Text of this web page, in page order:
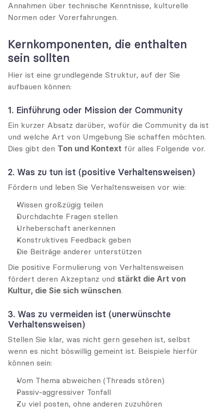
Annahmen über technische Kenntnisse, kulturelle
Normen oder Vorerfahrungen.
Kernkomponenten, die enthalten
sein sollten
Hier ist eine grundlegende Struktur, auf der Sie
aufbauen können:
1. Einführung oder Mission der Community
Ein kurzer Absatz darüber, wofür die Community da ist
und welche Art von Umgebung Sie schaffen möchten.
Dies gibt den Ton und Kontext für alles Folgende vor.
2. Was zu tun ist (positive Verhaltensweisen)
Fördern und leben Sie Verhaltensweisen vor wie:
Wissen großzügig teilen
Durchdachte Fragen stellen
Urheberschaft anerkennen
Konstruktives Feedback geben
Die Beiträge anderer unterstützen
Die positive Formulierung von Verhaltensweisen
fördert deren Akzeptanz und stärkt die Art von
Kultur, die Sie sich wünschen.
3. Was zu vermeiden ist (unerwünschte
Verhaltensweisen)
Stellen Sie klar, was nicht gern gesehen ist, selbst
wenn es nicht böswillig gemeint ist. Beispiele hierfür
können sein:
Vom Thema abweichen (Threads stören)
Passiv-aggressiver Tonfall
Zu viel posten, ohne anderen zuzuhören